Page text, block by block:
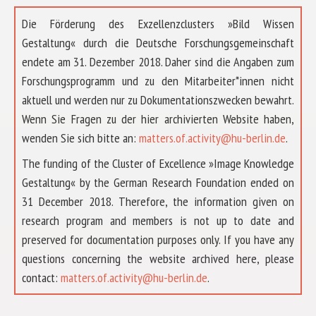
Die Förderung des Exzellenzclusters »Bild Wissen
Gestaltung« durch die Deutsche Forschungsgemeinschaft
endete am 31. Dezember 2018. Daher sind die Angaben zum
Forschungsprogramm und zu den Mitarbeiter*innen nicht
aktuell und werden nur zu Dokumentationszwecken bewahrt.
Wenn Sie Fragen zu der hier archivierten Website haben,
wenden Sie sich bitte an: matters.of.activity@hu-berlin.de.
The funding of the Cluster of Excellence »Image Knowledge
Gestaltung« by the German Research Foundation ended on
31 December 2018. Therefore, the information given on
research program and members is not up to date and
preserved for documentation purposes only. If you have any
questions concerning the website archived here, please
contact: matters.of.activity@hu-berlin.de.
ÜBER UNS